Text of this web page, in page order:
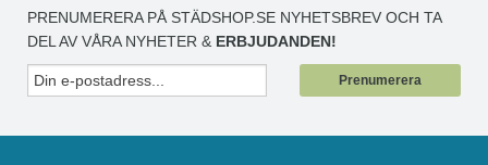
PRENUMERERA PÅ STÄDSHOP.SE NYHETSBREV OCH TA
DEL AV VÅRA NYHETER & ERBJUDANDEN!
Prenumerera